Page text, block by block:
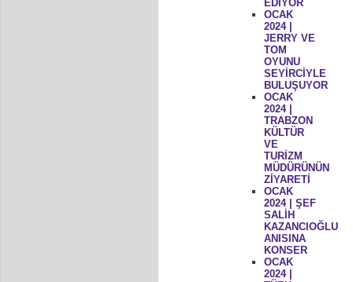
EDİYOR
OCAK
2024 |
JERRY VE
TOM
OYUNU
SEYİRCİYLE
BULUŞUYOR
OCAK
2024 |
TRABZON
KÜLTÜR
VE
TURİZM
MÜDÜRÜNÜN
ZİYARETİ
OCAK
2024 | ŞEF
SALİH
KAZANCIOĞLU
ANISINA
KONSER
OCAK
2024 |